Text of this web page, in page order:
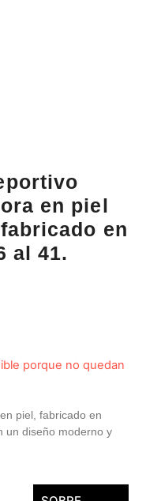
en piel
en
al 41.
porque no quedan
piel, fabricado en
un diseño moderno y